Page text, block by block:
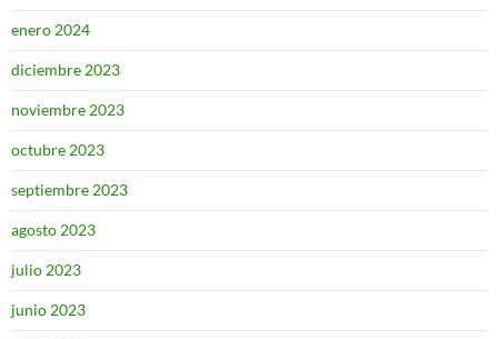
enero 2024
diciembre 2023
noviembre 2023
octubre 2023
septiembre 2023
agosto 2023
julio 2023
junio 2023